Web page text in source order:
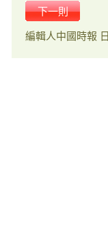
下一則
編輯人中國時報